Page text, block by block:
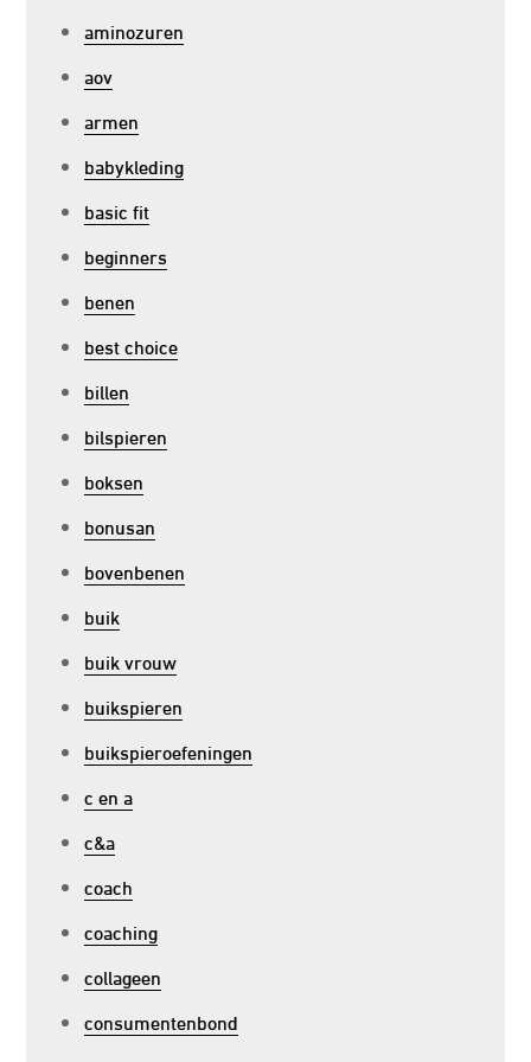
aminozuren
aov
armen
babykleding
basic fit
beginners
benen
best choice
billen
bilspieren
boksen
bonusan
bovenbenen
buik
buik vrouw
buikspieren
buikspieroefeningen
c en a
c&a
coach
coaching
collageen
consumentenbond